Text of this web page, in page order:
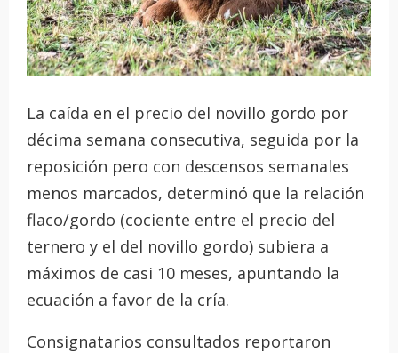
La caída en el precio del novillo gordo por
décima semana consecutiva, seguida por la
reposición pero con descensos semanales
menos marcados, determinó que la relación
flaco/gordo (cociente entre el precio del
ternero y el del novillo gordo) subiera a
máximos de casi 10 meses, apuntando la
ecuación a favor de la cría.
Consignatarios consultados reportaron